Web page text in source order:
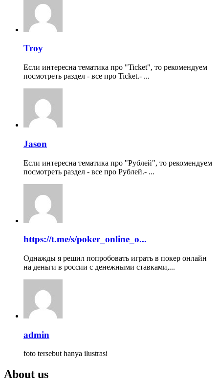
Troy
Если интересна тематика про "Ticket", то рекомендуем
посмотреть раздел - все про Ticket.- ...
Jason
Если интересна тематика про "Рублей", то рекомендуем
посмотреть раздел - все про Рублей.- ...
https://t.me/s/poker_online_o...
Однажды я решил попробовать играть в покер онлайн
на деньги в россии с денежными ставками,...
admin
foto tersebut hanya ilustrasi
About us